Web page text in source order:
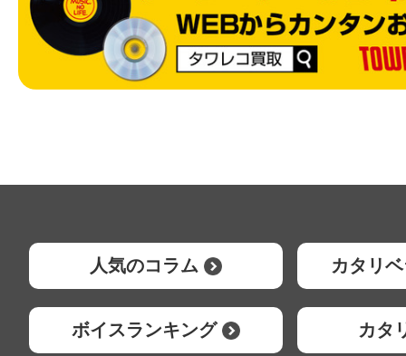
人気のコラム カタリ
ボイスランキング カタ